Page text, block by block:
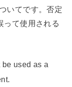
いてです。否定
て使用される
used as a